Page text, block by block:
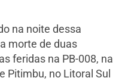
na noite dessa
morte de duas
feridas na PB-008, na
Pitimbu, no Litoral Sul